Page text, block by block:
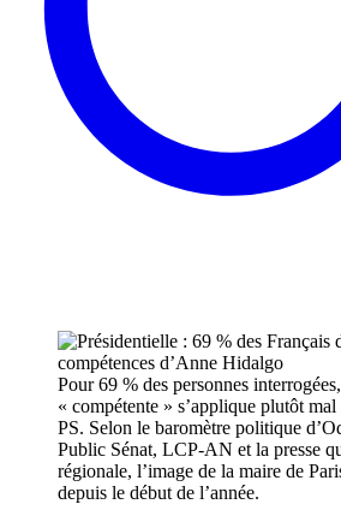
Pour 69 % des personnes
« compétente » s’applique plutôt
PS. Selon le baromètre politique
Public Sénat, LCP-AN et la presse
régionale, l’image de la maire de
depuis le début de l’année.